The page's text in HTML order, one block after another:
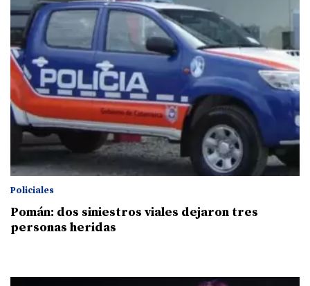
Policiales
Pomán: dos siniestros viales dejaron tres
personas heridas